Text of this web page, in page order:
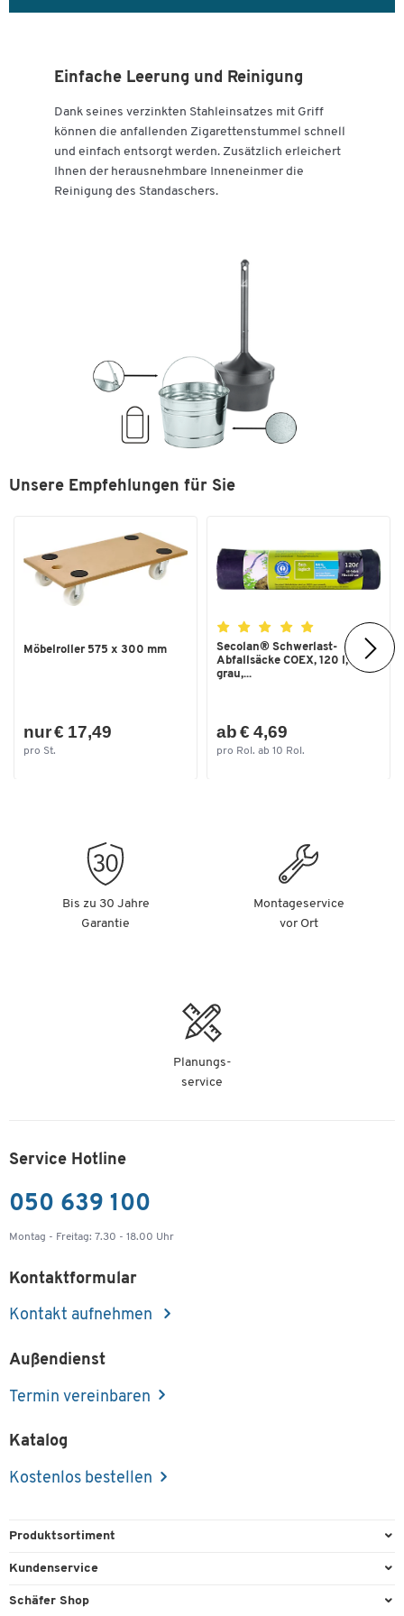
Einfache Leerung und Reinigung
Dank seines verzinkten Stahleinsatzes mit Griff
können die anfallenden Zigarettenstummel schnell
und einfach entsorgt werden. Zusätzlich erleichert
Ihnen der herausnehmbare Inneneinmer die
Reinigung des Standaschers.
Unsere Empfehlungen für Sie
Möbelroller 575 x 300 mm
nur € 17,49
pro St.
Secolan® Schwerlast-
Abfallsäcke COEX, 120 l,
grau,...
ab € 4,69
pro Rol. ab 10 Rol.
Bis zu 30 Jahre
Garantie
Montageservice
vor Ort
Planungs-
service
Service Hotline
050 639 100
Montag - Freitag: 7.30 - 18.00 Uhr
Kontaktformular
Kontakt aufnehmen
Außendienst
Termin vereinbaren
Katalog
Kostenlos bestellen
Produktsortiment
Büroausstattung
Kundenservice
Direktbestellung
Schäfer Shop